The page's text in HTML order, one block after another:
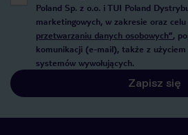
Poland Sp. z o.o. i TUI Poland
marketingowych, w zakresie oraz
przetwarzaniu danych osobowych”,
komunikacji (e-mail), także z
systemów wywołujących.
Zapisz się